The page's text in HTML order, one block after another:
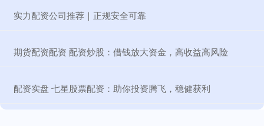
​实力配资公司推荐｜正规安全可靠
​期货配资配资 配资炒股：借钱放大资金，高收益高风险
​配资实盘 七星股票配资：助你投资腾飞，稳健获利